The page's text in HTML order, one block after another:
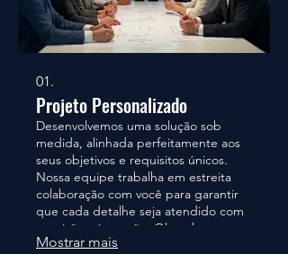
01.
Projeto Personalizado
Desenvolvemos uma solução sob
medida, alinhada perfeitamente aos
seus objetivos e requisitos únicos.
Nossa equipe trabalha em estreita
colaboração com você para garantir
que cada detalhe seja atendido com
precisão e inovação. Obtenha um
resultado que realmente se
Mostrar mais